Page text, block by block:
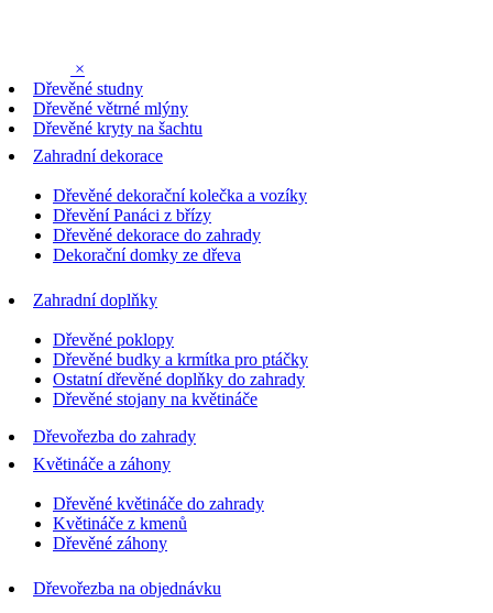
×
Dřevěné studny
Dřevěné větrné mlýny
Dřevěné kryty na šachtu
Zahradní dekorace
Dřevěné dekorační kolečka a vozíky
Dřevění Panáci z břízy
Dřevěné dekorace do zahrady
Dekorační domky ze dřeva
Zahradní doplňky
Dřevěné poklopy
Dřevěné budky a krmítka pro ptáčky
Ostatní dřevěné doplňky do zahrady
Dřevěné stojany na květináče
Dřevořezba do zahrady
Květináče a záhony
Dřevěné květináče do zahrady
Květináče z kmenů
Dřevěné záhony
Dřevořezba na objednávku